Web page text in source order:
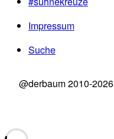
Impressum
Suche
@derbaum 2010-2026